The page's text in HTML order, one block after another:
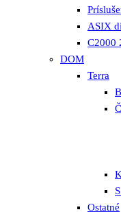
ASIX
C2000
DOM
Terra
Ostatné